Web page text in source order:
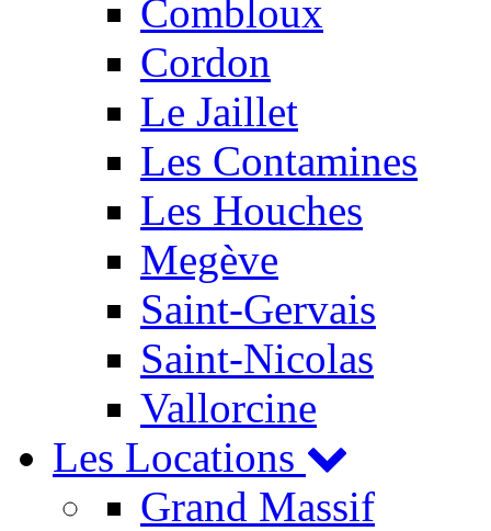
Combloux
Cordon
Le Jaillet
Les Contamines
Les Houches
Megève
Saint-Gervais
Saint-Nicolas
Vallorcine
Les Locations
Grand Massif